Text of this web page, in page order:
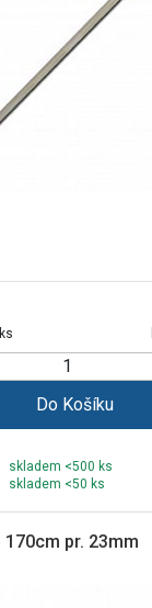
Do Košíku
skladem <500 ks
skladem <50 ks
170cm pr. 23mm